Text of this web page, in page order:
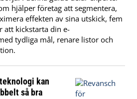
hjälper företag att segmentera,
effekten av sina utskick, fem
att kickstarta din e-
tydliga mål, renare listor och
kan
så bra